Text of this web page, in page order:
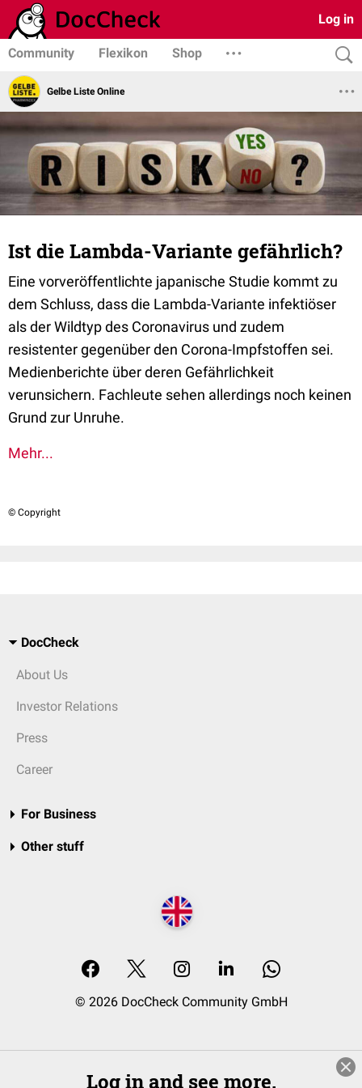
Log in
Community Flexikon Shop
Gelbe Liste Online
Ist die Lambda-Variante gefährlich?
Eine vorveröffentlichte japanische Studie kommt zu
dem Schluss, dass die Lambda-Variante infektiöser
als der Wildtyp des Coronavirus und zudem
resistenter gegenüber den Corona-Impfstoffen sei.
Medienberichte über deren Gefährlichkeit
verunsichern. Fachleute sehen allerdings noch keinen
Grund zur Unruhe.
Mehr...
© Copyright
DocCheck
About Us
Investor Relations
Press
Career
For Business
Other stuff
© 2026 DocCheck Community GmbH
Log in and see more.